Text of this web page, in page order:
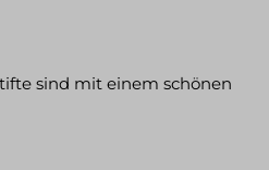
sind mit einem schönen